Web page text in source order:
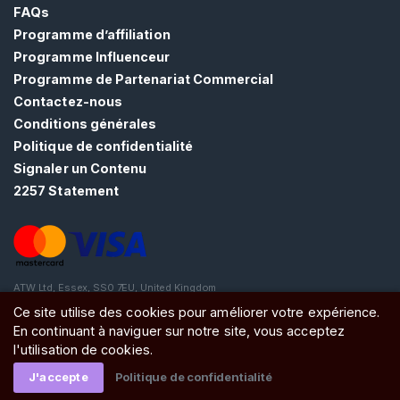
FAQs
Programme d’affiliation
Programme Influenceur
Programme de Partenariat Commercial
Contactez-nous
Conditions générales
Politique de confidentialité
Signaler un Contenu
2257 Statement
ATW Ltd, Essex, SS0 7EU, United Kingdom
Ce site utilise des cookies pour améliorer votre expérience.
En continuant à naviguer sur notre site, vous acceptez
l'utilisation de cookies.
J'accepte Politique de confidentialité
E
Z
-
V
O
S
G
R
A
T
U
E
M
E
N
>